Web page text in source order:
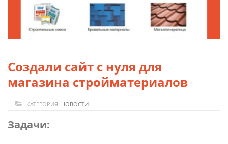
Создали сайт с нуля для
магазина стройматериалов
КАТЕГОРИЯ: НОВОСТИ
Задачи: